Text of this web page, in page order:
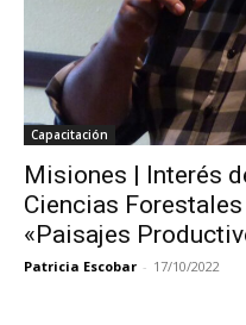
Capacitación
Misiones | Interés
Ciencias
«Paisajes
Patricia Escobar - 17/10/2022